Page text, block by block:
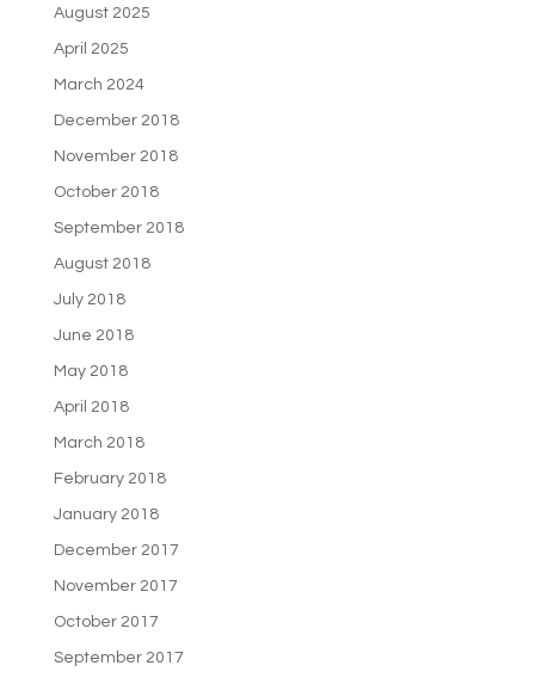
August 2025
April 2025
March 2024
December 2018
November 2018
October 2018
September 2018
August 2018
July 2018
June 2018
May 2018
April 2018
March 2018
February 2018
January 2018
December 2017
November 2017
October 2017
September 2017